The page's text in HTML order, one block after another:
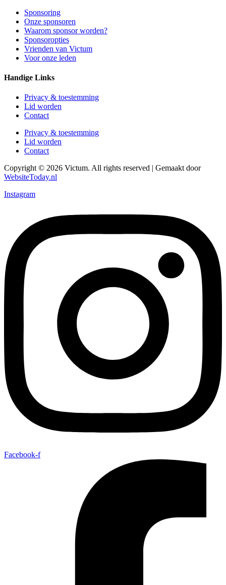
Sponsoring
Onze sponsoren
Waarom sponsor worden?
Sponsoropties
Vrienden van Victum
Voor onze leden
Handige Links
Privacy & toestemming
Lid worden
Contact
Privacy & toestemming
Lid worden
Contact
Copyright © 2026 Victum. All rights reserved | Gemaakt door
WebsiteToday.nl
Instagram
Facebook-f